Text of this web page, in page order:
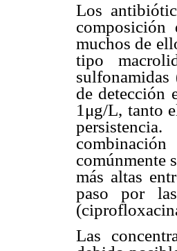
Los
composición
muchos de
tipo
de detección
1μg/L, tanto
comúnmente
más altas
paso por
Las